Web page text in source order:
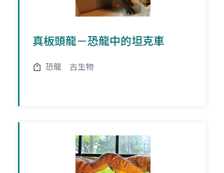
真板頭龍－恐龍中的坦克車
恐龍 古生物